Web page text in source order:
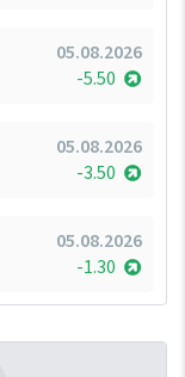
05.08.2026
-5.50
05.08.2026
-3.50
05.08.2026
-1.30